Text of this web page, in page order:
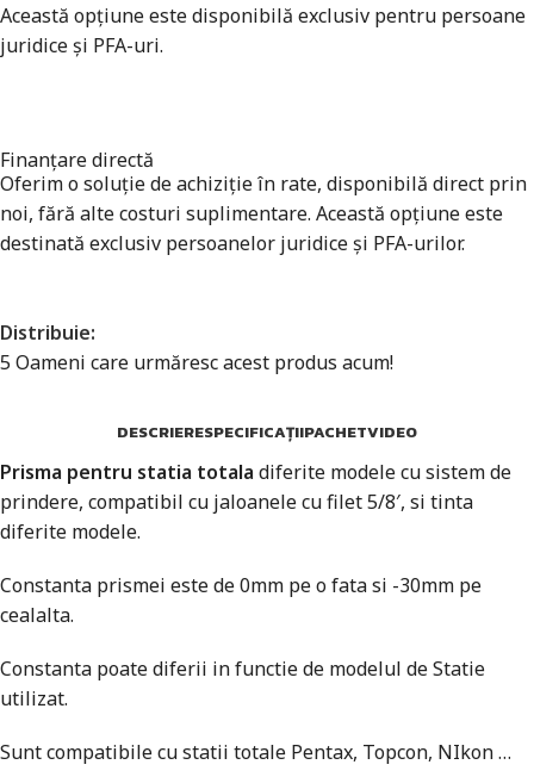
Această opțiune este disponibilă exclusiv pentru persoane
juridice și PFA-uri.
Finanțare directă
Oferim o soluție de achiziție în rate, disponibilă direct prin
noi, fără alte costuri suplimentare. Această opțiune este
destinată exclusiv persoanelor juridice și PFA-urilor.
Distribuie:
5 Oameni care urmăresc acest produs acum!
DESCRIERESPECIFICAȚIIPACHETVIDEO
Prisma pentru statia totala diferite modele cu sistem de
prindere, compatibil cu jaloanele cu filet 5/8′, si tinta
diferite modele.
Constanta prismei este de 0mm pe o fata si -30mm pe
cealalta.
Constanta poate diferii in functie de modelul de Statie
utilizat.
Sunt compatibile cu statii totale Pentax, Topcon, NIkon …